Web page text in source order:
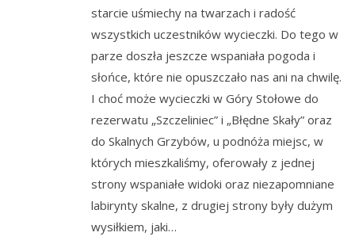
starcie uśmiechy na twarzach i radość
wszystkich uczestników wycieczki. Do tego w
parze doszła jeszcze wspaniała pogoda i
słońce, które nie opuszczało nas ani na chwilę.
I choć może wycieczki w Góry Stołowe do
rezerwatu „Szczeliniec” i „Błędne Skały” oraz
do Skalnych Grzybów, u podnóża miejsc, w
których mieszkaliśmy, oferowały z jednej
strony wspaniałe widoki oraz niezapomniane
labirynty skalne, z drugiej strony były dużym
wysiłkiem, jaki…